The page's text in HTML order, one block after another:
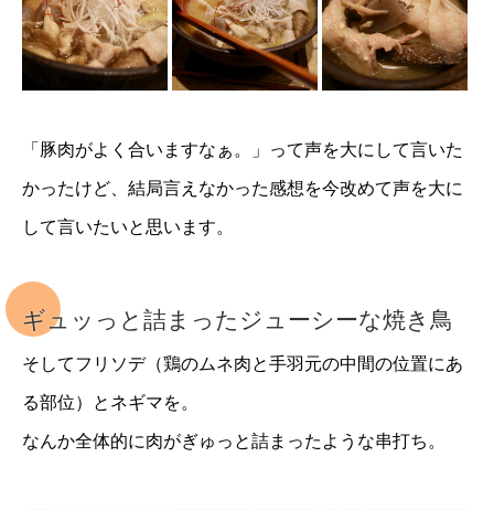
「豚肉がよく合いますなぁ。」って声を大にして言いた
かったけど、結局言えなかった感想を今改めて声を大に
して言いたいと思います。
ギュッっと詰まったジューシーな焼き鳥
そしてフリソデ（鶏のムネ肉と手羽元の中間の位置にあ
る部位）とネギマを。
なんか全体的に肉がぎゅっと詰まったような串打ち。